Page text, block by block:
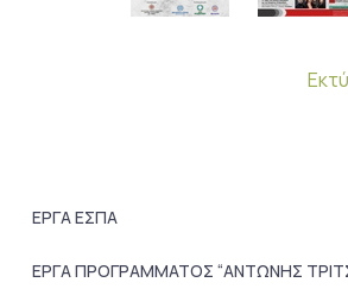
ΕΡΓΑ ΕΣΠΑ
ΕΡΓΑ ΠΡΟΓΡΑΜΜΑΤΟΣ “ΑΝΤΩΝΗΣ